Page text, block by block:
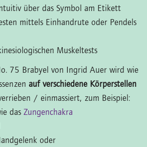
über das Symbol am Etikett
mittels Einhandrute oder Pendels
Muskeltests
75 Brabyel von Ingrid Auer wird wie
auf verschiedene Körperstellen
/ einmassiert, zum Beispiel:
das Zungenchakra
oder